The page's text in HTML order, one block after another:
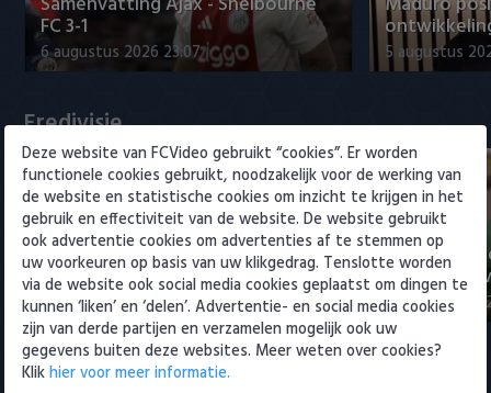
FC 3-1
6 augustus 2026 23:07 5 augustus
Eredivisie
Voorbeschouwing Cambuur-
Excelsior met Plat en El Arguioui
6 augustus 2026 18:49
PSV
ervaren
6 augustus
Samenvattingen Eredivisie
Deze website van FCVideo gebruikt “cookies”. Er worden
functionele cookies gebruikt, noodzakelijk voor de werking van
de website en statistische cookies om inzicht te krijgen in het
gebruik en effectiviteit van de website. De website gebruikt
ook advertentie cookies om advertenties af te stemmen op
uw voorkeuren op basis van uw klikgedrag. Tenslotte worden
via de website ook social media cookies geplaatst om dingen te
kunnen ‘liken’ en ‘delen’. Advertentie- en social media cookies
zijn van derde partijen en verzamelen mogelijk ook uw
gegevens buiten deze websites. Meer weten over cookies?
Klikhier voor meer informatie.